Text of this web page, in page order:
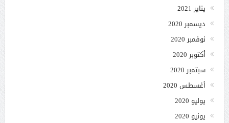
يناير 2021
ديسمبر 2020
نوفمبر 2020
أكتوبر 2020
سبتمبر 2020
أغسطس 2020
يوليو 2020
يونيو 2020